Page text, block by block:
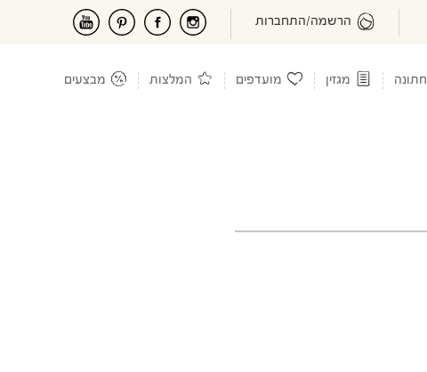
הרשמה/התחברות
מגזין מועדפים המלצות מבצעים